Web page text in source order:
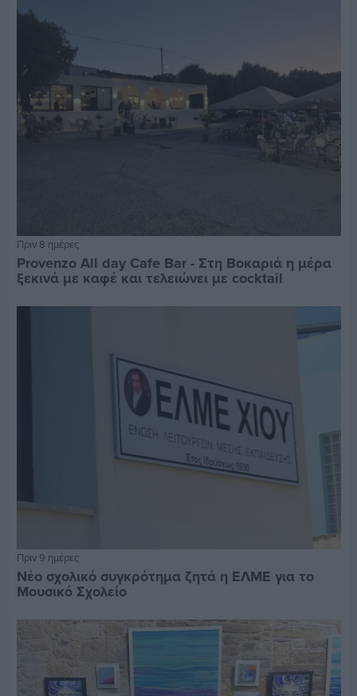
Πριν 8 ημέρες
Provenzo All day Cafe Bar - Στη Βοκαριά η μέρα
ξεκινά με καφέ και τελειώνει με cocktail
Πριν 9 ημέρες
Νέο σχολικό συγκρότημα ζητά η ΕΛΜΕ για το
Μουσικό Σχολείο